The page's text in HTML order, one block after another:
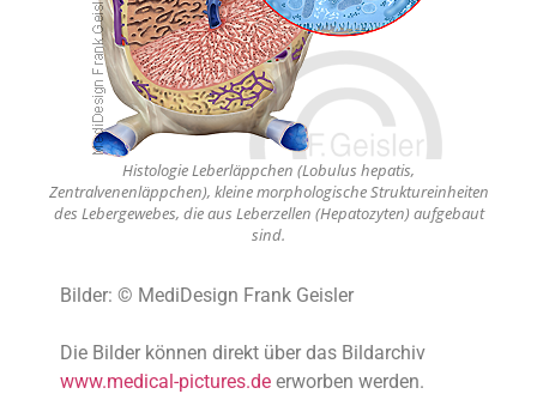
Histologie Leberläppchen (Lobulus hepatis,
Zentralvenenläppchen), kleine morphologische Struktureinheiten
des Lebergewebes, die aus Leberzellen (Hepatozyten) aufgebaut
sind.
Bilder: © MediDesign Frank Geisler
Die Bilder können direkt über das Bildarchiv
www.medical-pictures.de erworben werden.